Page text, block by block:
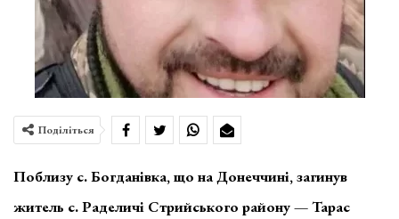
Поділіться
Поблизу с. Богданівка, що на Донеччині, загинув
житель с. Раделичі Стрийського району — Тарас